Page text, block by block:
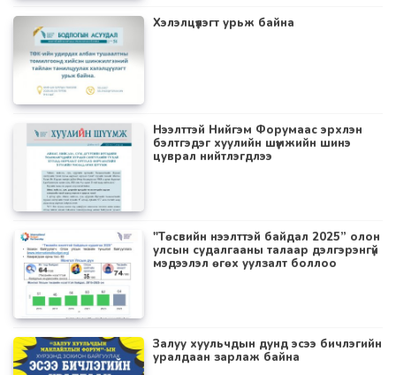
Хэлэлцүүлэгт урьж байна
Нээлттэй Нийгэм Форумаас эрхлэн
бэлтгэдэг хуулийн шүүмжийн шинэ
цуврал нийтлэгдлээ
"Төсвийн нээлттэй байдал 2025” олон
улсын судалгааны талаар дэлгэрэнгүй
мэдээлэл өгөх уулзалт боллоо
Залуу хуульчдын дунд эсээ бичлэгийн
уралдаан зарлаж байна